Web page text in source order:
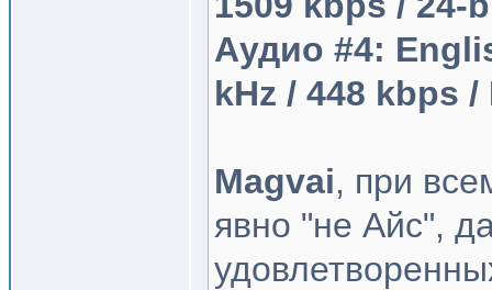
Аудио #4:
kHz / 448 kbps
Magvai, при
явно "не Айс",